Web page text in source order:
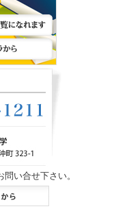
い合せ下さい。